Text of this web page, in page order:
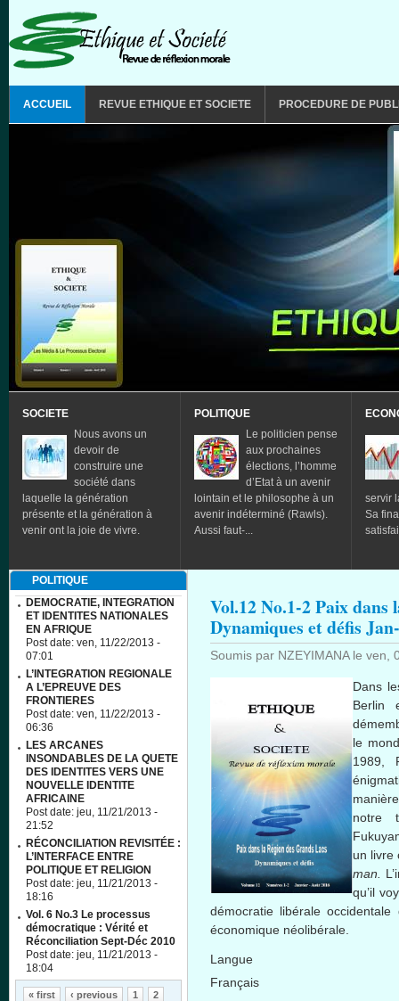
ACCUEIL REVUE ETHIQUE ET SOCIETE PROCEDURE DE
SOCIETE
Nous avons un
devoir de
construire une
société dans
laquelle la génération
présente et la génération à
venir ont la joie de vivre.
POLITIQUE
Le politicien pense
aux prochaines
élections, l’homme
d’Etat à un avenir
lointain et le philosophe à un
avenir indéterminé (Rawls).
Aussi faut-...
servir
Sa
Vol.12 No.1-2 Paix dans
Dynamiques et défis
Soumis par NZEYIMANAle ven,
Dans
le
1989,
manière
notre
un livre
man.
qu’il
démocratie libérale occidentale
économique néolibérale
Langue
Français
POLITIQUE
DEMOCRATIE, INTEGRATION
ET IDENTITES NATIONALES
EN AFRIQUE
Post date: ven, 11/22/2013 -
07:01
L’INTEGRATION REGIONALE
A L’EPREUVE DES
FRONTIERES
Post date: ven, 11/22/2013 -
06:36
LES ARCANES
INSONDABLES DE LA QUETE
DES IDENTITES VERS UNE
NOUVELLE IDENTITE
AFRICAINE
Post date: jeu, 11/21/2013 -
21:52
RÉCONCILIATION REVISITÉE :
L’INTERFACE ENTRE
POLITIQUE ET RELIGION
Post date: jeu, 11/21/2013 -
18:16
Vol. 6 No.3 Le processus
démocratique : Vérité et
Réconciliation Sept-Déc 2010
Post date: jeu, 11/21/2013 -
18:04
Pages
« first ‹ previous 1
2